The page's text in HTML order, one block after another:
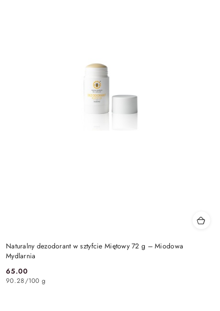
Naturalny dezodorant w sztyfcie Miętowy 72 g – Miodowa
Mydlarnia
Cena:
65.00
90.28/100 g